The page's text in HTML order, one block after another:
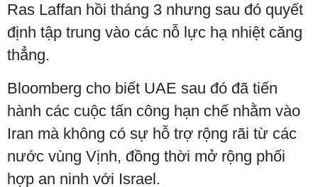
Ras Laffan hồi tháng 3 nhưng sau đó quyết
định tập trung vào các nỗ lực hạ nhiệt căng
thẳng.
Bloomberg cho biết UAE sau đó đã tiến
hành các cuộc tấn công hạn chế nhằm vào
Iran mà không có sự hỗ trợ rộng rãi từ các
nước vùng Vịnh, đồng thời mở rộng phối
hợp an ninh với Israel.